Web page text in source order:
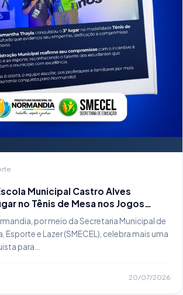
Municipal Castro Alves
no Tênis de Mesa nos Jogos
por meio da Secretaria Municipal de
Esporte e Lazer (SMECEL), celebra mais uma
para…
20/07/2026